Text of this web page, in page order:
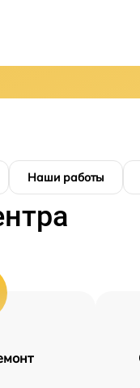
Наши работы